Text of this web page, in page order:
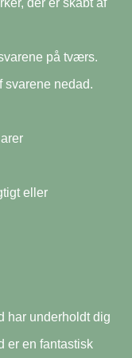
på tværs.
svarene nedad.
eller
har underholdt dig
er en fantastisk